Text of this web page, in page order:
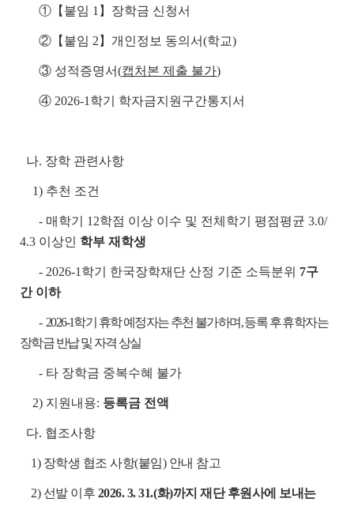
①【붙임 1】장학금 신청서
②【붙임 2】개인정보 동의서(학교)
③ 성적증명서(캡처본 제출 불가)
④ 2026-1학기 학자금지원구간통지서
나. 장학 관련사항
1) 추천 조건
- 매학기 12학점 이상 이수 및 전체학기 평점평균 3.0/
4.3 이상인 학부 재학생
- 2026-1학기 한국장학재단 산정 기준 소득분위 7구
간 이하
- 2026-1학기 휴학 예정자는 추천 불가하며, 등록 후 휴학자는
장학금 반납 및 자격 상실
- 타 장학금 중복수혜 불가
2) 지원내용: 등록금 전액
다. 협조사항
1) 장학생 협조 사항(붙임) 안내 참고
2) 선발 이후 2026. 3. 31.(화)까지 재단 후원사에 보내는